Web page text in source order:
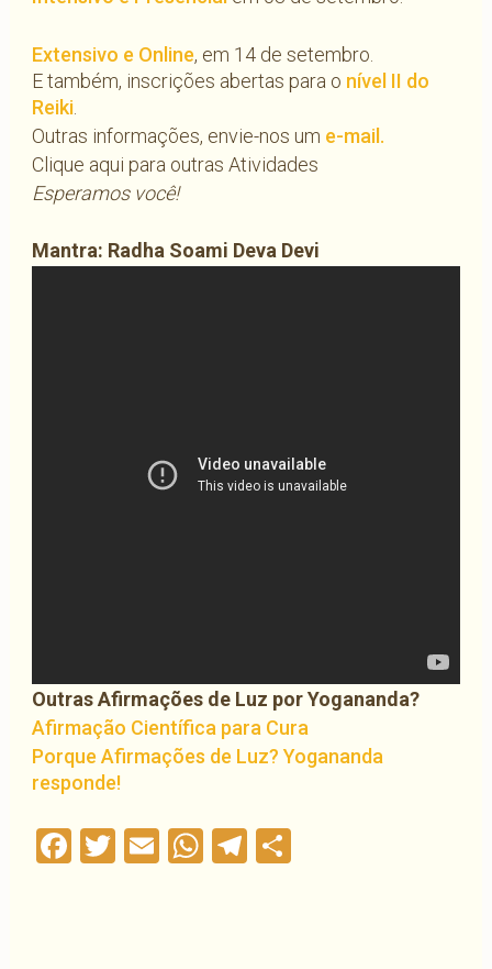
Extensivo e Online, em 14 de setembro.
E também, inscrições abertas para o nível II do
Reiki.
Outras informações, envie-nos um e-mail.
Clique aqui para outras Atividades
Esperamos você!
Mantra: Radha Soami Deva Devi
Outras Afirmações de Luz por Yogananda?
Afirmação Científica para Cura
Porque Afirmações de Luz? Yogananda
responde!
Facebook
Twitter
EmailWhatsApp
Telegram